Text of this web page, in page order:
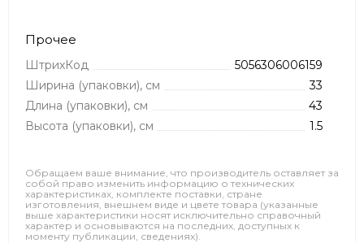
Прочее
ШтрихКод
5056306006159
Ширина (упаковки), см
33
Длина (упаковки), см
43
Высота (упаковки), см
1.5
Обращаем ваше внимание, что производитель оставляет за
собой право изменить информацию о технических
характеристиках, комплекте поставки, стране
изготовления, внешнем виде и цвете товара (указанные
выше характеристики носят исключительно справочный
характер и основываются на последних, доступных к
моменту публикации, сведениях).